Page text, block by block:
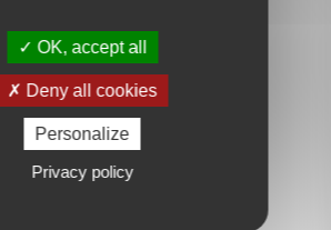
OK, accept all
Deny all cookies
Personalize
Privacy policy